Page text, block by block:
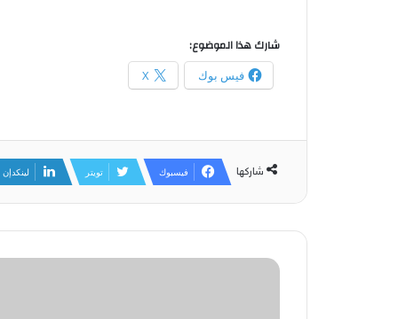
شارك هذا الموضوع:
فيس بوك X
شاركها فيسبوك تويتر لينكدإن